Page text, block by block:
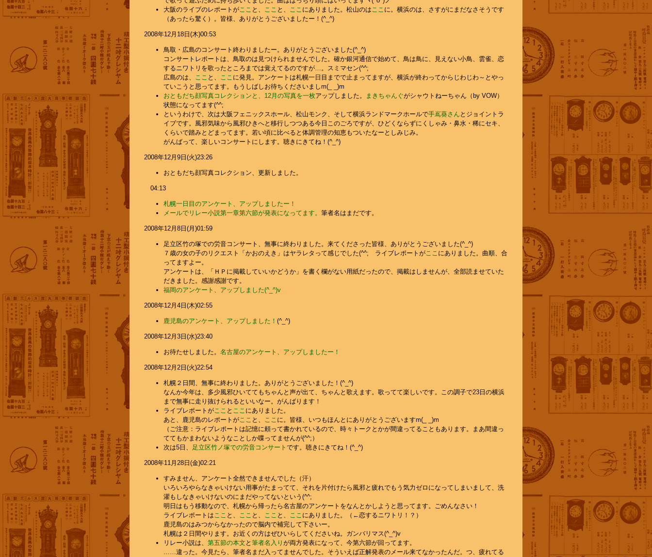
大阪のライブのレポートがここ と、 ここ と、 ここ にありました。松山のはここ に。横浜のは、さすがにまだなさそうです
（あったら驚く）。皆様、ありがとうございましたー！(^_^)
2008年12月18日(木)00:53
鳥取・広島のコンサート終わりましたー。ありがとうございました(^_^)
コンサートレポートは、鳥取のは見つけられませんでした。確か銀河通信で始めて、鳥は鳥に、見えない小鳥、雲雀、恋
するニワトリを歌ったところまでは覚えてるのですが…。スミマセン(^^;
広島のは、 ここ と、 ここ に発見。アンケートは札幌一日目までで止まってますが、横浜が終わってからじわじわ～とやっ
ていこうと思ってます。もうしばしお待ちくださいましm(_ _)m
おともだち顔写真コレクションと、12月の写真を一枚アップしました。 まきちゃんぐがシャウトねーちゃん（by VOW）
状態になってます(^^;
というわけで、次は大阪フェニックスホール、松山モンク、そして横浜ランドマークホールで手嶌葵さん とジョイントラ
イブです。風邪気味から風邪ひきへと移行しつつある今日このごろですが、ひどくならずにくしゃみ・鼻水・稀にセキ、
くらいで踏みとどまってます。若い頃に比べると体調管理の知恵もついたなーとしみじみ。
がんばって、楽しいコンサートにします。聴きにきてね！(^_^)
2008年12月9日(火)23:26
おともだち顔写真コレクション、更新しました。
04:13
札幌一日目のアンケート、アップしましたー！
メールでリレー小説第一章第六節が発表になってます。 筆者名はまだです。
2008年12月8日(月)01:59
足立区竹の塚での労音コンサート、無事に終わりました。来てくださった皆様、ありがとうございました(^_^)
７歳の女の子のリクエスト「かおのえき」はヤラレタって感じでした(^^; ライブレポートがここ にありました。曲順、合
ってますよー。
アンケートは、「ＨＰに掲載していいかどうか」を書く欄がない用紙だったので、掲載はしませんが、全部読ませていた
だきました。感謝感謝です。
福岡のアンケート、アップしました(^_^)v
2008年12月4日(木)02:55
鹿児島のアンケート、アップしました！ (^_^)
2008年12月3日(水)23:40
お待たせしました。 名古屋のアンケート、アップしましたー！
2008年12月2日(火)22:54
札幌２日間、無事に終わりました。ありがとうございました！(^_^)
なんか今年は、多少風邪ひいててもちゃんと声が出て、ちゃんと歌えます。歌ってて楽しいです。この調子で23日の横浜
まで無事に走り抜けられるといいなー。がんばります！
ライブレポートがここ と ここ にありました。
あと、鹿児島のレポートがここ と、 ここ に。皆様、いつもほんとにありがとうございますm(_ _)m
（ご注意：ライブレポートは記憶に頼って書かれているので、時々トークとかが間違ってることもあります。まあ間違っ
ててもかまわないようなことしか喋ってませんが(^^;）
次は5日、 足立区竹ノ塚での労音コンサート です。聴きにきてね！(^_^)
2008年11月28日(金)02:21
すみません、アンケート全然できませんでした（汗）
いろいろやらなきゃいけない用事がたまってて、それを片付けたら風邪と疲れでもう気力ゼロになってしまいまして、洗
濯もしなきゃいけないのにまだやってないという(^^;
明日はもう移動なので、札幌から帰ったら名古屋のアンケートをなんとかしようと思ってます。ごめんなさい！
ライブレポートはここ と、 ここ と、 ここ と、 ここ にありました。（←恋するニワトリ！？）
鹿児島のはみつからなかったので脳内で補完して下さいー。
札幌は２日間やります。お近くの方はぜひいらしてくださいね。ガンバリマス(^_^)v
リレー小説は、 第五節の本文 と 筆者名入り が両方発表になって、今第六節が回ってます。
……違った。今見たら、筆者名まだ入ってませんでした。そういえば正解発表のメール来てなかったんだ。つ、疲れてる